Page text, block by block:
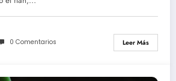
0 Comentarios Leer Más